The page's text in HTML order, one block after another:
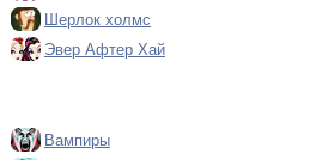
Шерлок холмс
Эвер Афтер Хай
Вампиры